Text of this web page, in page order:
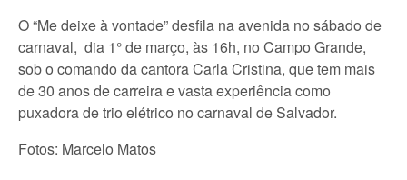
O “Me deixe à vontade” desfila na avenida no sábado de
carnaval, dia 1° de março, às 16h, no Campo Grande,
sob o comando da cantora Carla Cristina, que tem mais
de 30 anos de carreira e vasta experiência como
puxadora de trio elétrico no carnaval de Salvador.
Fotos: Marcelo Matos